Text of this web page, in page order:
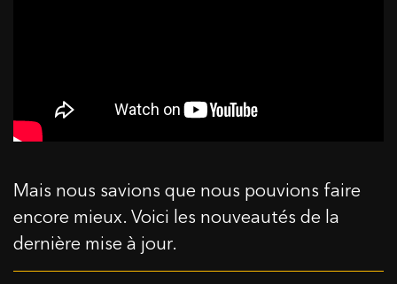
Mais nous savions que nous pouvions faire
encore mieux. Voici les nouveautés de la
dernière mise à jour.